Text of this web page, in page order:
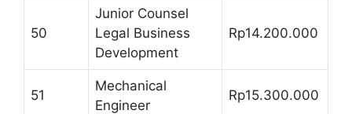
50
Junior Counsel
Legal Business
Development
Rp14.200.000
51
Mechanical
Engineer
Rp15.300.000